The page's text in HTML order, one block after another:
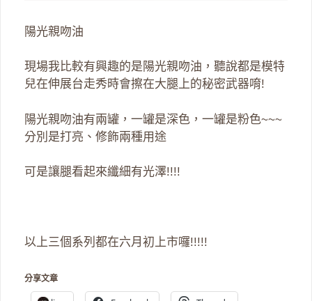
陽光親吻油
現場我比較有興趣的是陽光親吻油，聽說都是模特
兒在伸展台走秀時會擦在大腿上的秘密武器唷!
陽光親吻油有兩罐，一罐是深色，一罐是粉色~~~
分別是打亮、修飾兩種用途
可是讓腿看起來纖細有光澤!!!!
以上三個系列都在六月初上市囉!!!!!
分享文章